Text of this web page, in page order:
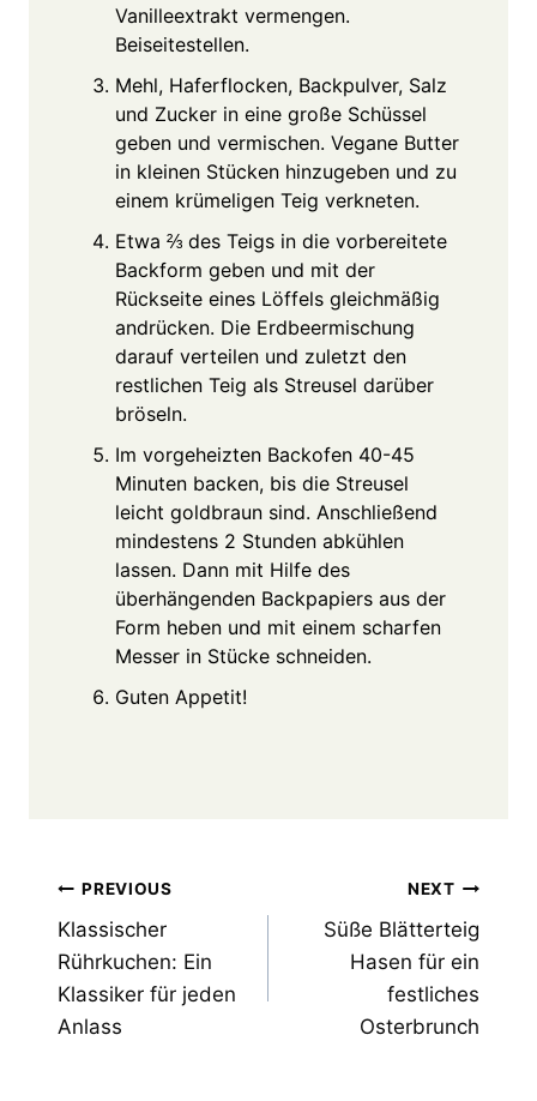
Vanilleextrakt vermengen.
Beiseitestellen.
Mehl, Haferflocken, Backpulver, Salz
und Zucker in eine große Schüssel
geben und vermischen. Vegane Butter
in kleinen Stücken hinzugeben und zu
einem krümeligen Teig verkneten.
Etwa ⅔ des Teigs in die vorbereitete
Backform geben und mit der
Rückseite eines Löffels gleichmäßig
andrücken. Die Erdbeermischung
darauf verteilen und zuletzt den
restlichen Teig als Streusel darüber
bröseln.
Im vorgeheizten Backofen 40-45
Minuten backen, bis die Streusel
leicht goldbraun sind. Anschließend
mindestens 2 Stunden abkühlen
lassen. Dann mit Hilfe des
überhängenden Backpapiers aus der
Form heben und mit einem scharfen
Messer in Stücke schneiden.
Guten Appetit!
Post
navigation
PREVIOUS
Klassischer
Rührkuchen: Ein
Klassiker für jeden
Anlass
NEXT
Süße Blätterteig
Hasen für ein
festliches
Osterbrunch